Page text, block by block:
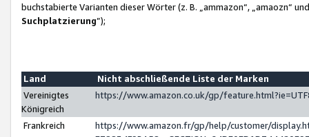
buchstabierte Varianten dieser Wörter (z. B. „ammazon“, „amaozn“
Suchplatzierung”);
Land
Nicht abschließende Liste der Marken
Vereinigtes
Königreich
https://www.amazon.co.uk/gp/
Frankreich
https://www.amazon.fr/gp/help/customer/